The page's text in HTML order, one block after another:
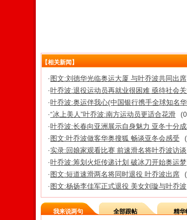
【相关新闻】
· 图文:刘德华光临奥运大厦 与叶乔波共同出席
·叶乔波:退役运动员再就业很困难 亟待社会
·叶乔波:奥运伴我心(中国银行携手全球知名华
·“冰上美人”叶乔波:南方运动员更适合花滑
·叶乔波:长春向亚洲展示自身魅力 亚冬十分
· 图文:叶乔波做客华奥搜狐 畅谈亚冬会感受
·实录:回娘家观看比赛 前速滑名将叶乔波访谈
·叶乔波:筹划火炬传递计划 破冰刀开始奥运梦
· 图文:短道速滑两名将同时退役 叶乔波出席
· 图文:杨扬李佳军正式退役 美女刘璇与叶乔波
我来说两句 全部跟帖 精华